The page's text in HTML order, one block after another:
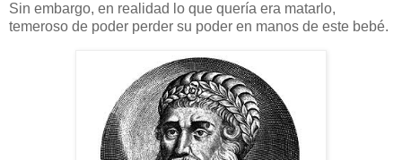
Sin embargo, en realidad lo que quería era matarlo,
temeroso de poder perder su poder en manos de este bebé.